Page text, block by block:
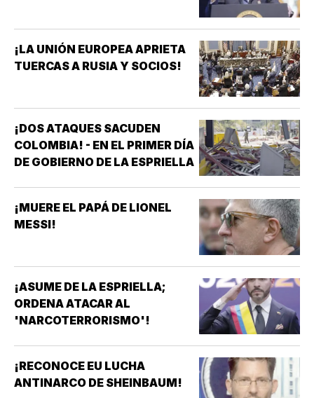
¡LA UNIÓN EUROPEA APRIETA
TUERCAS A RUSIA Y SOCIOS!
¡DOS ATAQUES SACUDEN
COLOMBIA! - EN EL PRIMER DÍA
DE GOBIERNO DE LA ESPRIELLA
¡MUERE EL PAPÁ DE LIONEL
MESSI!
¡ASUME DE LA ESPRIELLA;
ORDENA ATACAR AL
'NARCOTERRORISMO'!
¡RECONOCE EU LUCHA
ANTINARCO DE SHEINBAUM!